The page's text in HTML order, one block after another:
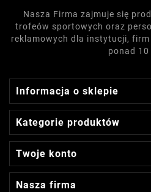
Nasza Firma zajmuje się
trofeów sportowych oraz
reklamowych dla instytucji,
ponad 10
Informacja o sklepie
Kategorie produktów
Twoje konto
Nasza firma